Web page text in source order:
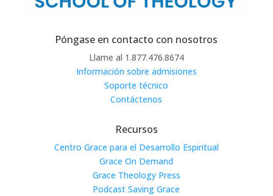
Póngase en contacto con nosotros
Llame al 1.877.476.8674
Información sobre admisiones
Soporte técnico
Contáctenos
Recursos
Centro Grace para el Desarrollo Espiritual
Grace On Demand
Grace Theology Press
Podcast Saving Grace